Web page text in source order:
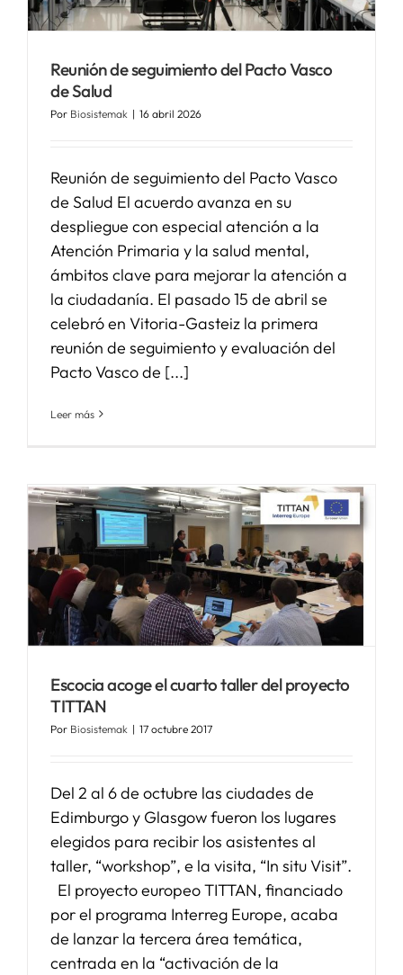
APOYO I+D+I
Reunión de seguimiento del Pacto Vasco
de Salud
Por Biosistemak | 16 abril 2026
Reunión de seguimiento del Pacto Vasco
de Salud El acuerdo avanza en su
despliegue con especial atención a la
Atención Primaria y la salud mental,
ámbitos clave para mejorar la atención a
la ciudadanía. El pasado 15 de abril se
celebró en Vitoria-Gasteiz la primera
reunión de seguimiento y evaluación del
Pacto Vasco de [...]
Leer más
Escocia acoge el cuarto taller del proyecto
TITTAN
Por Biosistemak | 17 octubre 2017
Del 2 al 6 de octubre las ciudades de
Edimburgo y Glasgow fueron los lugares
elegidos para recibir los asistentes al
taller, “workshop”, e la visita, “In situ Visit”.
El proyecto europeo TITTAN, financiado
por el programa Interreg Europe, acaba
de lanzar la tercera área temática,
centrada en la “activación de la